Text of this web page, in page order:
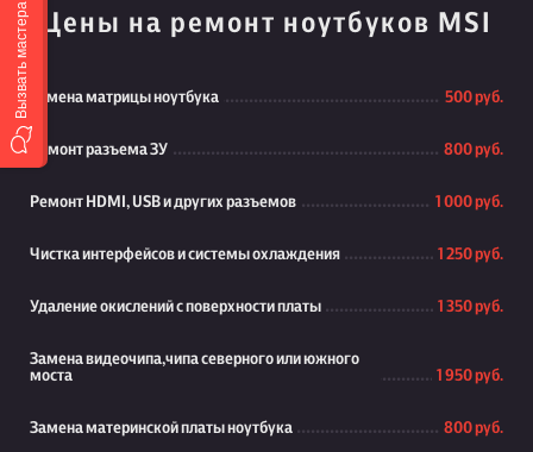
Цены на ремонт ноутбуков MSI
Замена матрицы ноутбука 500 руб.
Ремонт разъема ЗУ 800 руб.
Ремонт HDMI, USB и других разъемов 1 000 руб.
Чистка интерфейсов и системы охлаждения 1 250 руб.
Удаление окислений с поверхности платы 1 350 руб.
Замена видеочипа,чипа северного или южного
моста
1 950 руб.
Замена материнской платы ноутбука 800 руб.
Вызвать мастера